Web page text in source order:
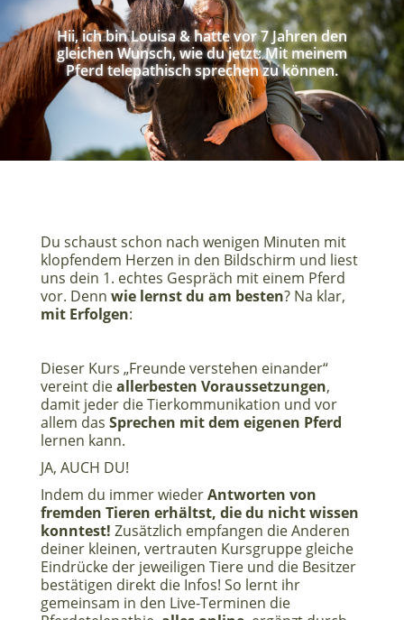
Hii, ich bin Louisa & hatte vor 7 Jahren den
gleichen Wunsch, wie du jetzt: Mit meinem
Pferd telepathisch sprechen zu können.
Du schaust schon nach wenigen Minuten mit
klopfendem Herzen in den Bildschirm und liest
uns dein 1. echtes Gespräch mit einem Pferd
vor. Denn wie lernst du am besten? Na klar,
mit Erfolgen:
Dieser Kurs „Freunde verstehen einander“
vereint dieallerbesten Voraussetzungen,
damit jeder die Tierkommunikation und vor
allem das Sprechen mit dem eigenen Pferd
lernen kann.
JA, AUCH DU!
Indem du immer wiederAntworten von
fremden Tieren erhältst, die du nicht wissen
konntest! Zusätzlich empfangen die Anderen
deiner kleinen, vertrauten Kursgruppe gleiche
Eindrücke der jeweiligen Tiere und die Besitzer
bestätigen direkt die Infos! So lernt ihr
gemeinsam in den Live-Terminen die